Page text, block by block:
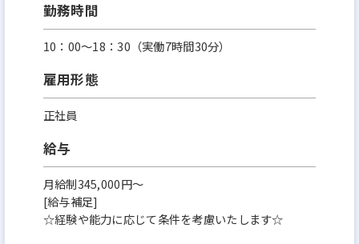
勤務時間
10：00～18：30（実働7時間30分）
雇用形態
正社員
給与
月給制345,000円～
[給与補足]
☆経験や能力に応じて条件を考慮いたします☆